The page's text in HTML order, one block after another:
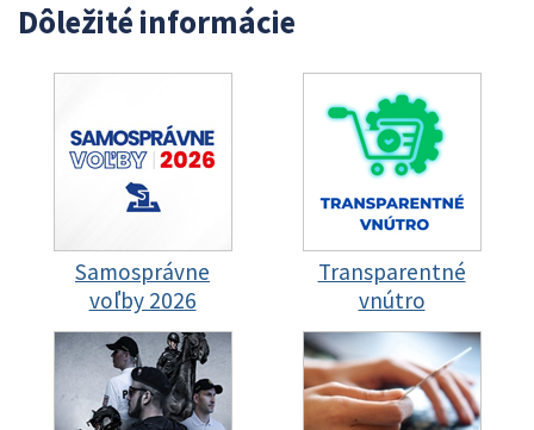
Dôležité informácie
Samosprávne
voľby 2026
Transparentné
vnútro